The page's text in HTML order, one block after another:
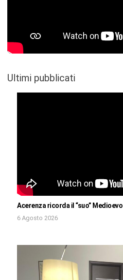
Ultimi pubblicati
Acerenza ricorda il “suo” Medioevo
6 Agosto 2026